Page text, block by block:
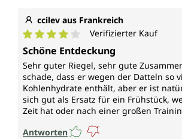
ccilev aus Frankreich
Durchschnittliche Bewertung von 4
Verifizierter Kauf
Schöne Entdeckung
Sehr guter Riegel, sehr gute
schade, dass er wegen der Datteln so
Kohlenhydrate enthält, aber er ist
sich gut als Ersatz für ein Frühstück,
Zeit hat oder nach einer großen
Antworten